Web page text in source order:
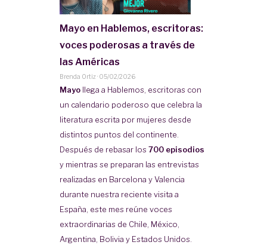
Mayo en Hablemos, escritoras:
voces poderosas a través de
las Américas
Brenda Ortiz · 05/02/2026
Mayollega a Hablemos, escritoras con
un calendario poderoso que celebra la
literatura escrita por mujeres desde
distintos puntos del continente.
Después de rebasar los 700 episodios
y mientras se preparan las entrevistas
realizadas en Barcelona y Valencia
durante nuestra reciente visita a
España, este mes reúne voces
extraordinarias de Chile, México,
Argentina, Bolivia y Estados Unidos.